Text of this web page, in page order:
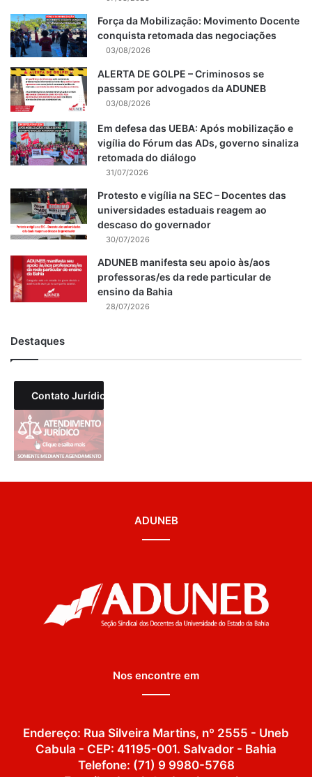
Força da Mobilização: Movimento Docente
conquista retomada das negociações
03/08/2026
ALERTA DE GOLPE – Criminosos se
passam por advogados da ADUNEB
03/08/2026
Em defesa das UEBA: Após mobilização e
vigília do Fórum das ADs, governo sinaliza
retomada do diálogo
31/07/2026
Protesto e vigília na SEC – Docentes das
universidades estaduais reagem ao
descaso do governador
30/07/2026
ADUNEB manifesta seu apoio às/aos
professoras/es da rede particular de
ensino da Bahia
28/07/2026
Destaques
Contato Jurídico
ADUNEB
Nos encontre em
Endereço: Rua Silveira Martins, nº 2555 - Uneb
Cabula - CEP: 41195-001. Salvador - Bahia
Telefone: (71) 9 9980-5768